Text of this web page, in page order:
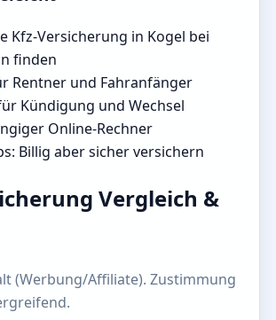
Kfz-Versicherung in Kogel bei
finden
Rentner und Fahranfänger
Kündigung und Wechsel
Online-Rechner
Billig aber sicher versichern
Vergleich &
(Werbung/Affiliate). Zustimmung